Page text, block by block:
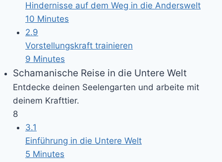
Hindernisse auf dem Weg in die Anderswelt
10 Minutes
2.9
Vorstellungskraft trainieren
9 Minutes
Schamanische Reise in die Untere Welt
Entdecke deinen Seelengarten und arbeite mit
deinem Krafttier.
8
3.1
Einführung in die Untere Welt
5 Minutes